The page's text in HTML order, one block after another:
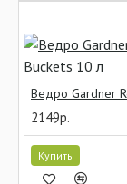
2149р.
Купить